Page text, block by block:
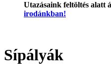
Utazásaink feltöltés alatt
irodánkban!
Sípályák